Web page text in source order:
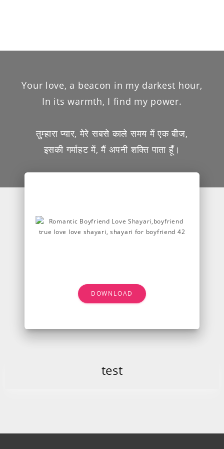
Your love, a beacon in my darkest hour,
In its warmth, I find my power.
तुम्हारा प्यार, मेरे सबसे काले समय में एक बीज,
इसकी गर्माहट में, मैं अपनी शक्ति पाता हूँ।
DOWNLOAD
test